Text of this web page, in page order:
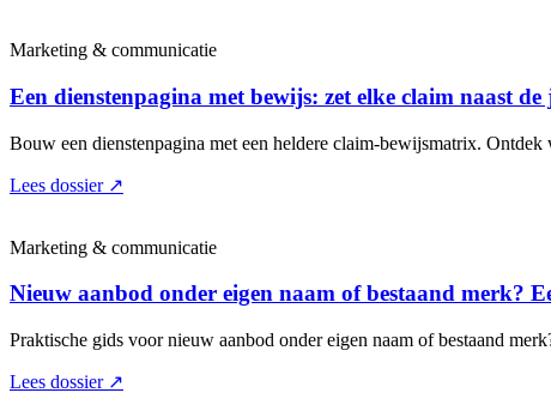
Marketing & communicatie
Een dienstenpagina met bewijs: zet elke claim naast
Bouw een dienstenpagina met een heldere claim-bewijsmatrix.
Lees dossier ↗
Marketing & communicatie
Nieuw aanbod onder eigen naam of bestaand merk?
Praktische gids voor nieuw aanbod onder eigen naam of bestaand
Lees dossier ↗